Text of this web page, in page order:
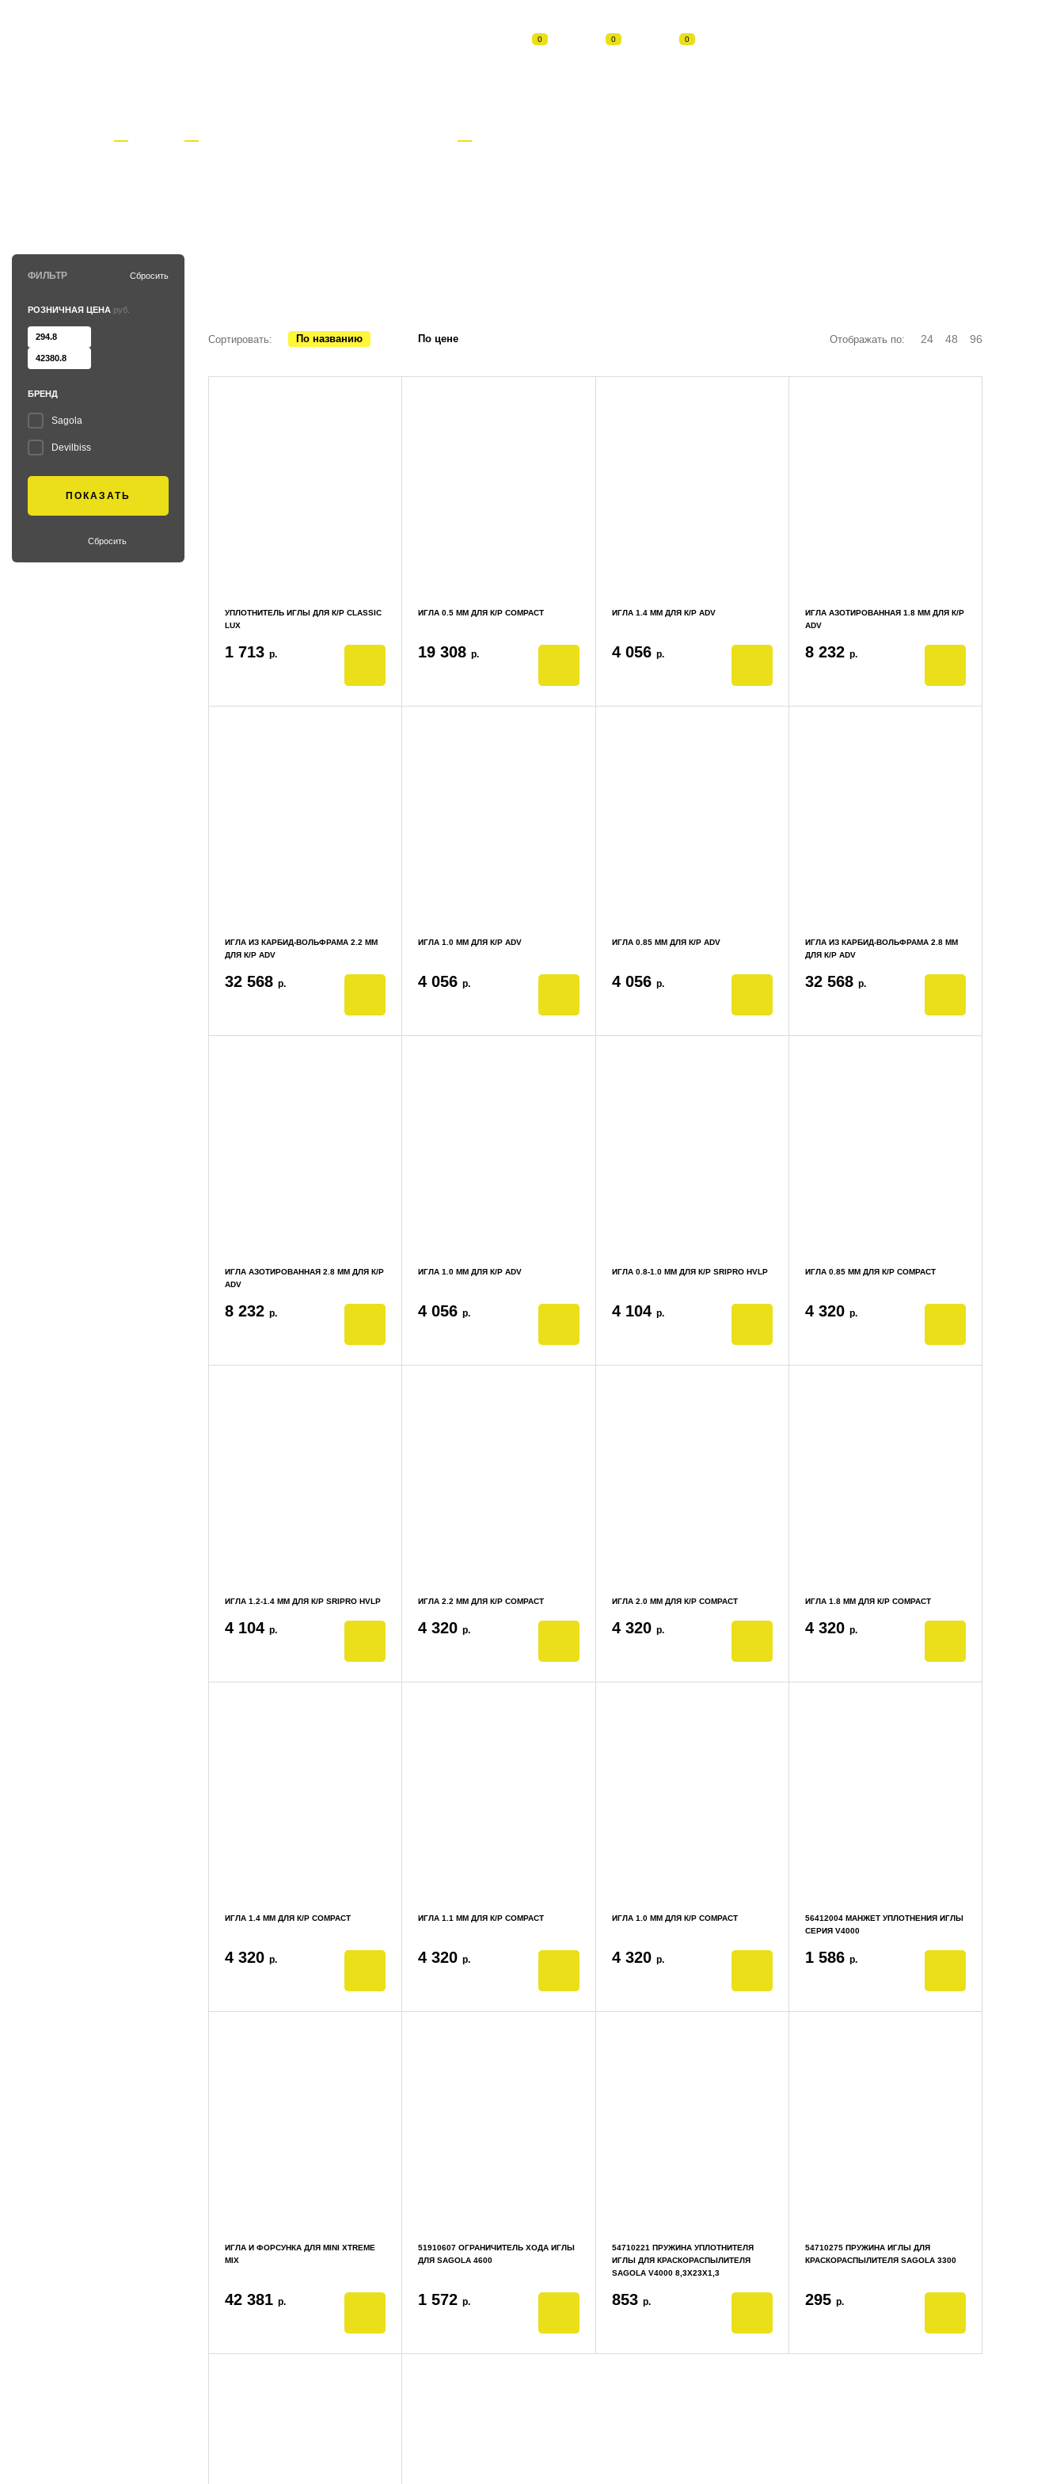
0 0 0
ФИЛЬТР Сбросить
РОЗНИЧНАЯ ЦЕНА руб.
БРЕНД
Sagola
Devilbiss
Сбросить
Сортировать: По названию По цене Отображать по: 24 48 96
УПЛОТНИТЕЛЬ ИГЛЫ ДЛЯ К/Р CLASSIC
LUX
1 713 р.
ИГЛА 0.5 ММ ДЛЯ К/Р COMPACT
19 308р.
ИГЛА 1.4 ММ ДЛЯ К/Р ADV
4 056 р.
ИГЛА АЗОТИРОВАННАЯ 1.8 ММ ДЛЯ К/Р
ADV
8 232 р.
ИГЛА ИЗ КАРБИД-ВОЛЬФРАМА 2.2 ММ
ДЛЯ К/Р ADV
32 568 р.
ИГЛА 1.0 ММ ДЛЯ К/Р ADV
4 056р.
ИГЛА 0.85 ММ ДЛЯ К/Р ADV
4 056 р.
ИГЛА ИЗ КАРБИД-ВОЛЬФРАМА 2.8 ММ
ДЛЯ К/Р ADV
32 568 р.
ИГЛА АЗОТИРОВАННАЯ 2.8 ММ ДЛЯ К/Р
ADV
8 232 р.
ИГЛА 1.0 ММ ДЛЯ К/Р ADV
4 056р.
ИГЛА 0.8-1.0 ММ ДЛЯ К/Р SRIPRO HVLP
4 104 р.
ИГЛА 0.85 ММ ДЛЯ К/Р COMPACT
4 320 р.
ИГЛА 1.2-1.4 ММ ДЛЯ К/Р SRIPRO HVLP
4 104 р.
ИГЛА 2.2 ММ ДЛЯ К/Р COMPACT
4 320р.
ИГЛА 2.0 ММ ДЛЯ К/Р COMPACT
4 320 р.
ИГЛА 1.8 ММ ДЛЯ К/Р COMPACT
4 320 р.
ИГЛА 1.4 ММ ДЛЯ К/Р COMPACT
4 320 р.
ИГЛА 1.1 ММ ДЛЯ К/Р COMPACT
4 320р.
ИГЛА 1.0 ММ ДЛЯ К/Р COMPACT
4 320 р.
56412004 МАНЖЕТ УПЛОТНЕНИЯ ИГЛЫ
СЕРИЯ V4000
1 586 р.
ИГЛА И ФОРСУНКА ДЛЯ MINI XTREME
MIX
42 381 р.
51910607 ОГРАНИЧИТЕЛЬ ХОДА ИГЛЫ
ДЛЯ SAGOLA 4600
1 572р.
54710221 ПРУЖИНА УПЛОТНИТЕЛЯ
ИГЛЫ ДЛЯ КРАСКОРАСПЫЛИТЕЛЯ
SAGOLA V4000 8,3X23X1,3
853 р.
54710275 ПРУЖИНА ИГЛЫ ДЛЯ
КРАСКОРАСПЫЛИТЕЛЯ SAGOLA 3300
295 р.